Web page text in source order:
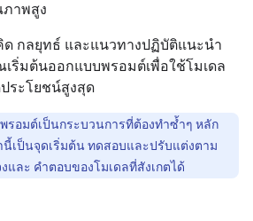
าพสูง
กลยุทธ์ และแนวทางปฏิบัติแนะนำ
เริ่มต้นออกแบบพรอมต์เพื่อใช้โมเดล
ประโยชน์สูงสุด
รอมต์เป็นกระบวนการที่ต้องทำซ้ำๆ หลัก
เป็นจุดเริ่มต้น ทดสอบและปรับแต่งตาม
งและ คำตอบของโมเดลที่สังเกตได้